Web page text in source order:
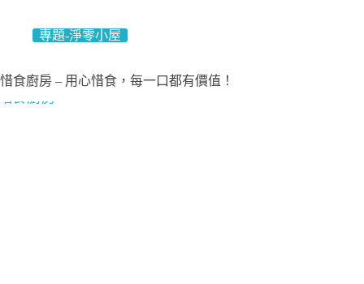
專題-淨零小屋
惜食廚房 – 用心惜食，每一口都有價值！